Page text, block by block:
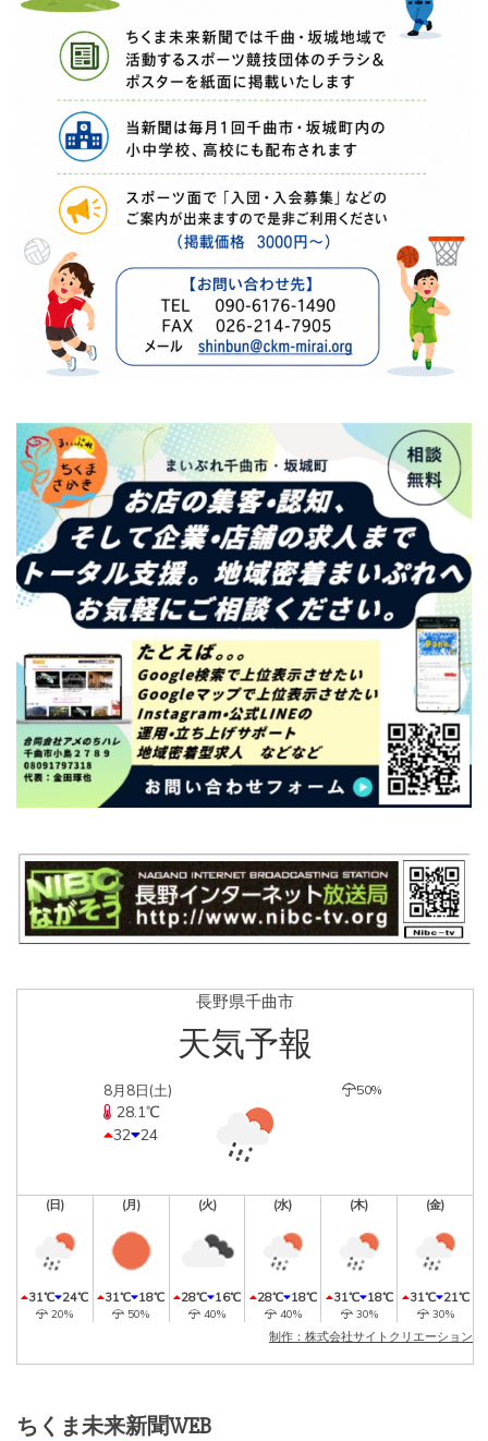
長野県千曲市
天気予報
8月8日(土)
28.1℃
32 24
50%
(日)
31℃ 24℃
20%
(月)
31℃ 18℃
50%
(火)
28℃ 16℃
40%
(水)
28℃ 18℃
40%
(木)
31℃ 18℃
30%
(金)
31℃ 21℃
30%
制作：株式会社サイトクリエーション
ちくま未来新聞WEB